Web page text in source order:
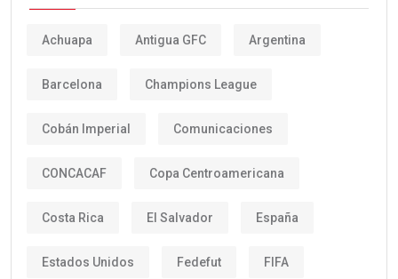
Achuapa Antigua GFC Argentina
Barcelona Champions League
Cobán Imperial Comunicaciones
CONCACAF Copa Centroamericana
Costa Rica El Salvador España
Estados Unidos Fedefut FIFA